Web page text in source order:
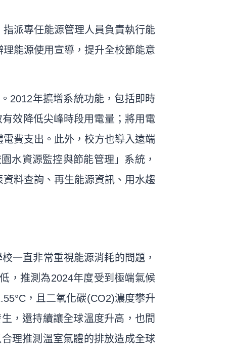
派專任能源管理人員負責執行能
能源使用宣導，提升全校節能意
2012年擴增系統功能，包括即時
效降低尖峰時段用電量；將用電
費支出。此外，校方也導入遠端
水資源監控與節能管理」系統，
料查詢、再生能源資訊、用水趨
一直非常重視能源消耗的問題，
，推測為2024年度受到極端氣候
，且二氧化碳(CO2)濃度攀升
，還持續讓全球溫度升高，也間
理推測溫室氣體的排放造成全球